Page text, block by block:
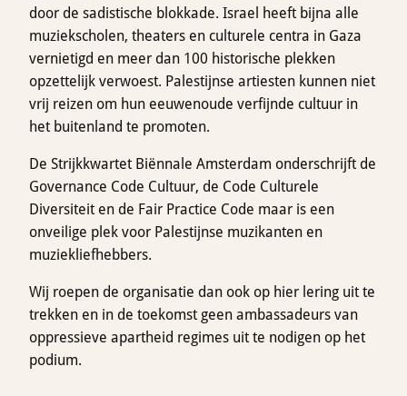
door de sadistische blokkade. Israel heeft bijna alle
muziekscholen, theaters en culturele centra in Gaza
vernietigd en meer dan 100 historische plekken
opzettelijk verwoest. Palestijnse artiesten kunnen niet
vrij reizen om hun eeuwenoude verfijnde cultuur in
het buitenland te promoten.
De Strijkkwartet Biënnale Amsterdam onderschrijft de
Governance Code Cultuur, de Code Culturele
Diversiteit en de Fair Practice Code maar is een
onveilige plek voor Palestijnse muzikanten en
muziekliefhebbers.
Wij roepen de organisatie dan ook op hier lering uit te
trekken en in de toekomst geen ambassadeurs van
oppressieve apartheid regimes uit te nodigen op het
podium.